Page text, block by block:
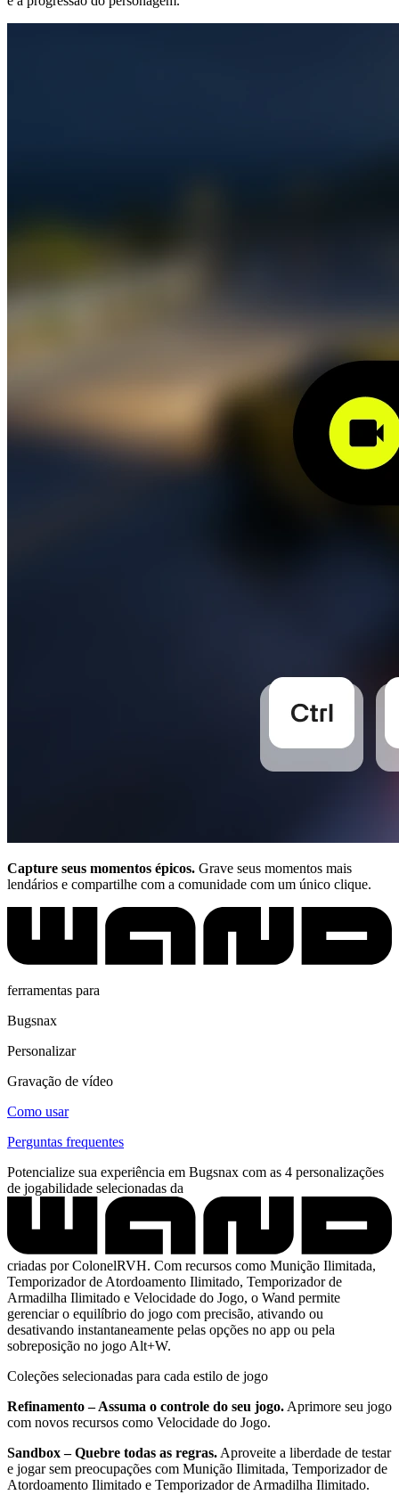
Capture seus momentos épicos. Grave seus momentos mais
lendários e compartilhe com a comunidade com um único clique.
ferramentas para
Bugsnax
Personalizar
Gravação de vídeo
Como usar
Perguntas frequentes
Potencialize sua experiência em Bugsnax com as 4 personalizações
de jogabilidade selecionadas da
criadas por ColonelRVH. Com recursos como Munição Ilimitada,
Temporizador de Atordoamento Ilimitado, Temporizador de
Armadilha Ilimitado e Velocidade do Jogo, o Wand permite
gerenciar o equilíbrio do jogo com precisão, ativando ou
desativando instantaneamente pelas opções no app ou pela
sobreposição no jogo Alt+W.
Coleções selecionadas para cada estilo de jogo
Refinamento – Assuma o controle do seu jogo. Aprimore seu jogo
com novos recursos como Velocidade do Jogo.
Sandbox – Quebre todas as regras. Aproveite a liberdade de testar
e jogar sem preocupações com Munição Ilimitada, Temporizador de
Atordoamento Ilimitado e Temporizador de Armadilha Ilimitado.